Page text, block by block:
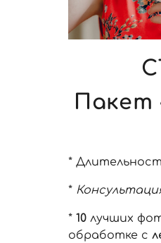
Пакет
*
*
* 10 лучших
обработке с